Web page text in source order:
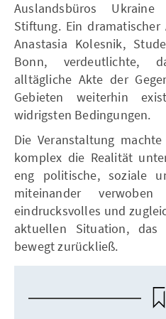
Auslandsbüros Ukraine
Stiftung. Ein dramatischer
Anastasia Kolesnik,
Bonn, verdeutlichte,
alltägliche Akte der
Gebieten weiterhin
widrigsten Bedingungen.
Die Veranstaltung
komplex die Realität
eng politische, soziale
miteinander
eindrucksvolles und
aktuellen Situation,
bewegt zurückließ.